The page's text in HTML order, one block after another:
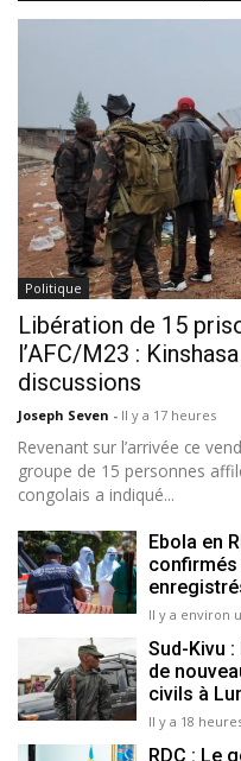
Politique
Libération de 15
l’AFC/M23 :
discussions
Joseph Seven - Il y a 17 heures
Revenant sur l’arrivée ce
groupe de 15 personnes
congolais a indiqué...
Ebola en
confirmés
Il y a environ
Sud-Kivu
de
civils à
Il y a 18
RDC : Le